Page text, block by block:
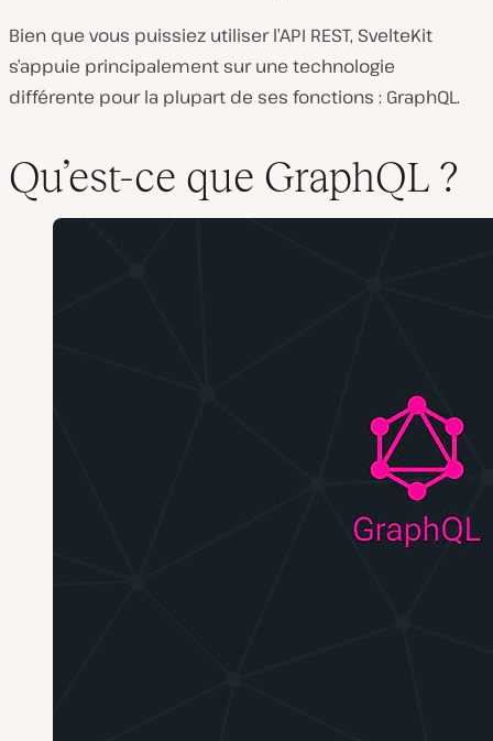
Bien que vous puissiez utiliser l’API REST, SvelteKit
s’appuie principalement sur une technologie
différente pour la plupart de ses fonctions : GraphQL.
Qu’est-ce que GraphQL ?